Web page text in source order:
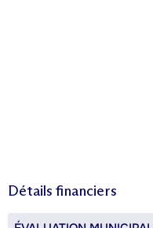
Détails financiers